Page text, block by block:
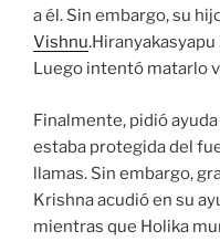
a él. Sin embargo, su
Vishnu
Luego intentó matarlo
Finalmente, pidió
estaba protegida del
llamas. Sin embargo,
Krishna acudió en su
mientras que Holika